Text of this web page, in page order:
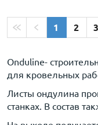
1 2 3
Onduline-
для кровельных
Листы ондулина
станках. В состав